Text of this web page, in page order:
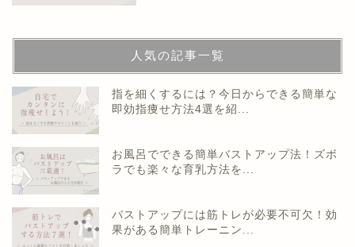
人気の記事一覧
指を細くするには？今日からできる簡単な
即効指痩せ方法4選を紹...
お風呂でできる簡単バストアップ法！ズボ
ラでも楽々な育乳方法を...
バストアップには筋トレが必要不可欠！効
果がある簡単トレーニン...